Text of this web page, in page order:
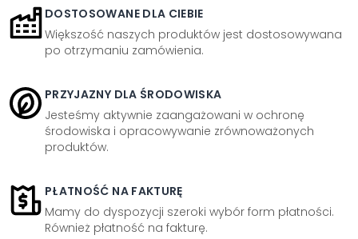
DOSTOSOWANE DLA CIEBIE
Większość naszych produktów jest dostosowywana
po otrzymaniu zamówienia.
PRZYJAZNY DLA ŚRODOWISKA
Jesteśmy aktywnie zaangażowani w ochronę
środowiska i opracowywanie zrównoważonych
produktów.
PŁATNOŚĆ NA FAKTURĘ
Mamy do dyspozycji szeroki wybór form płatności.
Również płatność na fakturę.